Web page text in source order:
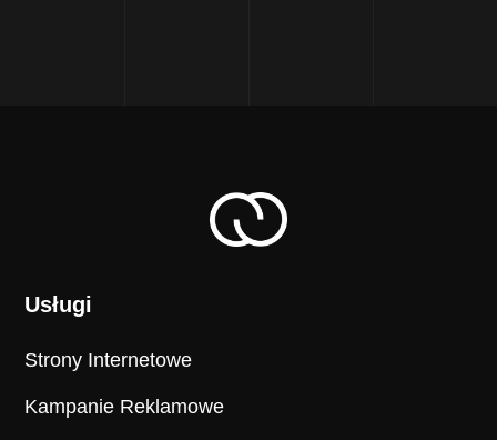
Usługi
Strony Internetowe
Kampanie Reklamowe